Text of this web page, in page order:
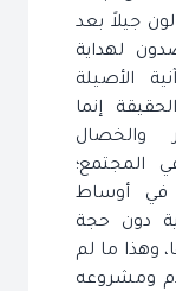
جيلاً بعد
لهداية
الأصيلة
إنما
والخصال
المجتمع؛
في أوساط
دون حجة
وهذا ما لم
ومشروعه